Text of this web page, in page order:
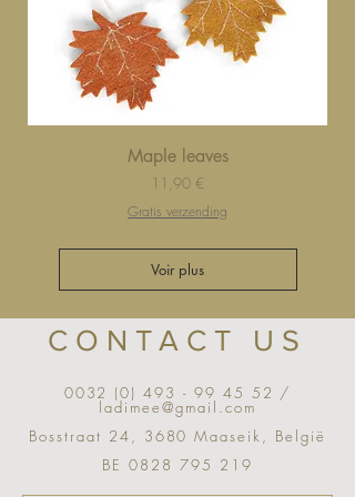
Maple leaves
Prix
11,90 €
Gratis verzending
Voir plus
CONTACT US
0032 (0) 493 - 99 45 52 /
ladimee@gmail.com
Bosstraat 24, 3680 Maaseik, België
BE0828 795 219